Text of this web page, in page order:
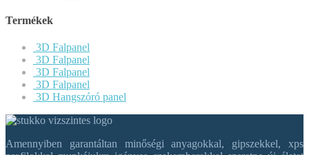
Termékek
3D Falpanel
3D Falpanel
3D Falpanel
3D Falpanel
3D Hangszóró panel
Amennyiben garantáltan minőségi anyagokkal, gipszekkel, xps